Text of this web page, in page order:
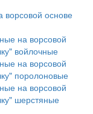
ворсовой основе
на ворсовой
войлочные
на ворсовой
поролоновые
на ворсовой
шерстяные